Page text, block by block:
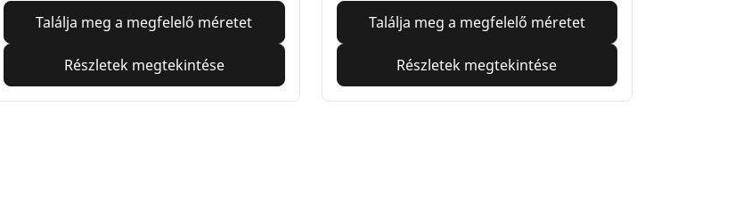
Találja meg a megfelelő méretet
Részletek megtekintése
Találja meg a megfelelő méretet
Részletek megtekintése